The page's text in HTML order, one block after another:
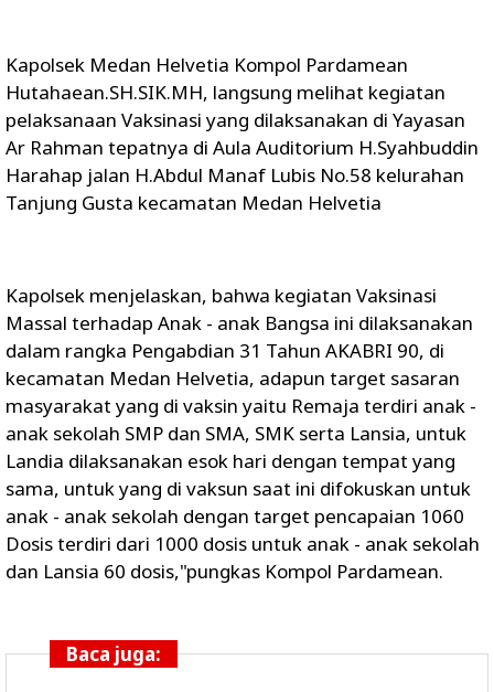
Kapolsek Medan Helvetia Kompol Pardamean
Hutahaean.SH.SIK.MH, langsung melihat kegiatan
pelaksanaan Vaksinasi yang dilaksanakan di Yayasan
Ar Rahman tepatnya di Aula Auditorium H.Syahbuddin
Harahap jalan H.Abdul Manaf Lubis No.58 kelurahan
Tanjung Gusta kecamatan Medan Helvetia
Kapolsek menjelaskan, bahwa kegiatan Vaksinasi
Massal terhadap Anak - anak Bangsa ini dilaksanakan
dalam rangka Pengabdian 31 Tahun AKABRI 90, di
kecamatan Medan Helvetia, adapun target sasaran
masyarakat yang di vaksin yaitu Remaja terdiri anak -
anak sekolah SMP dan SMA, SMK serta Lansia, untuk
Landia dilaksanakan esok hari dengan tempat yang
sama, untuk yang di vaksun saat ini difokuskan untuk
anak - anak sekolah dengan target pencapaian 1060
Dosis terdiri dari 1000 dosis untuk anak - anak sekolah
dan Lansia 60 dosis,"pungkas Kompol Pardamean.
Baca juga: